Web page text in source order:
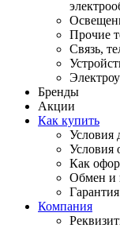
Прочие
Связь,
Бренды
Акции
Как купить
Условия
Условия
Как
Обмен и
Компания